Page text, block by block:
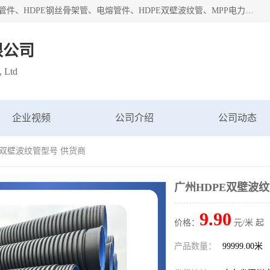
深圳市鑫润通管业有限公司专业生产批发：HDPE管材、热熔管件、HDPE钢丝骨架管、电熔管件、HDPE双壁波纹管、MPP电力管、井盖、PVC管材管件、PPR管材管件等；公司自创建以来，始终秉承“团结、务实、创新、守信”的服务宗旨，凭借专业的服务以及多年的勤奋拼搏，发展成为一家专业销售各种管材管件，绝缘电工套管及配件等系列产品的贸易公司。
司
Ltd
企业视频 公司介绍 公司动态
壁波纹管型号 供货商
广州HDPE双壁波
价格： 9.90 元/米 起
产品数量： 99999.00米